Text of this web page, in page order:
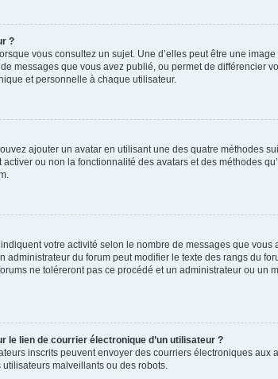
?
vous consultez un sujet. Une d’elles peut être une
messages que vous avez publié, ou permet de différencier
et personnelle à chaque utilisateur.
ajouter un avatar en utilisant une des quatre méthodes
ou non la fonctionnalité des avatars et des méthodes
votre activité selon le nombre de messages que
du forum peut modifier le texte des rangs du
ne toléreront pas ce procédé et un administrateur ou
le lien de courrier électronique d’un utilisateur ?
inscrits peuvent envoyer des courriers électroniques
malveillants ou des robots.